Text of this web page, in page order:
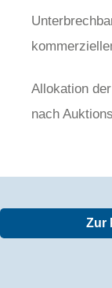
Allokation
nach
Zur